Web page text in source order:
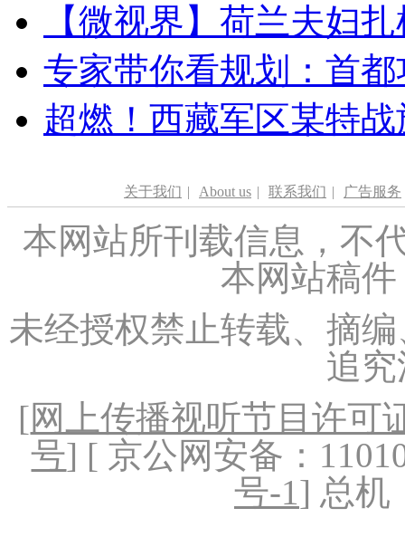
【微视界】荷兰夫妇
专家带你看规划：首
超燃！西藏军区某特
关于我们 | About us | 联系我们 | 广告服务
本网站所刊载信息，不
本网站稿
未经授权禁止转载、摘
追
[网上传播视听节目许可
号] [ 京公网安备：
号-1] 总机